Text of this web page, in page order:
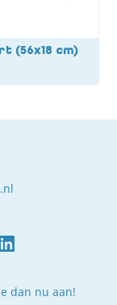
(56x18 cm)
dan nu aan!